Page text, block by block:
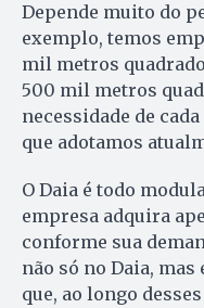
Depende muito do
exemplo, temos
mil metros
500 mil metros
necessidade de
que adotamos
O Daia é todo
empresa adquira
conforme sua
não só no Daia,
que, ao longo